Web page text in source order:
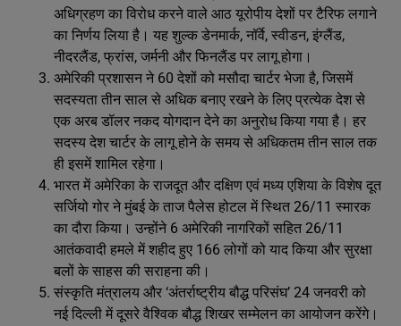
अधिग्रहण का विरोध करने वाले आठ यूरोपीय देशों पर टैरिफ लगाने
का निर्णय लिया है। यह शुल्क डेनमार्क, नॉर्वे, स्वीडन, इंग्‍लैंड,
नीदरलैंड, फ्रांस, जर्मनी और फिनलैंड पर लागू होगा।
अमेरिकी प्रशासन ने 60 देशों को मसौदा चार्टर भेजा है, जिसमें
सदस्यता तीन साल से अधिक बनाए रखने के लिए प्रत्येक देश से
एक अरब डॉलर नकद योगदान देने का अनुरोध किया गया है। हर
सदस्य देश चार्टर के लागू होने के समय से अधिकतम तीन साल तक
ही इसमें शामिल रहेगा।
भारत में अमेरिका के राजदूत और दक्षिण एवं मध्य एशिया के विशेष दूत
सर्जियो गोर ने मुंबई के ताज पैलेस होटल में स्थित 26/11 स्मारक
का दौरा किया। उन्होंने 6 अमेरिकी नागरिकों सहित 26/11
आतंकवादी हमले में शहीद हुए 166 लोगों को याद किया और सुरक्षा
बलों के साहस की सराहना की।
संस्कृति मंत्रालय और ‘अंतर्राष्ट्रीय बौद्ध परिसंघ’ 24 जनवरी को
नई दिल्ली में दूसरे वैश्विक बौद्ध शिखर सम्मेलन का आयोजन करेंगे।